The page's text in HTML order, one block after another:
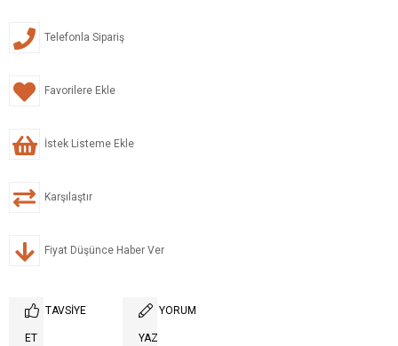
Telefonla Sipariş
Favorilere Ekle
İstek Listeme Ekle
Karşılaştır
Fiyat Düşünce Haber Ver
TAVSIYE
ET
YORUM
YAZ